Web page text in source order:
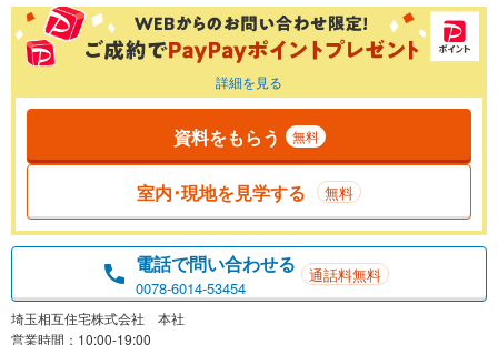
詳細を見る
資料をもらう 無料
室内･現地を見学する 無料
電話で問い合わせる
0078-6014-53454
通話料無料
埼玉相互住宅株式会社 本社
営業時間：10:00-19:00